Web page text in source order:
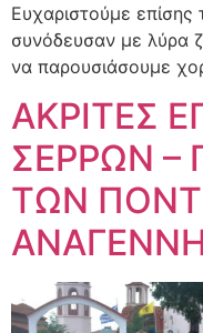
Ευχαριστούμε
συνόδευσαν με λύρα
να παρουσιάσουμε
ΑΚΡΙΤΕΣ
ΣΕΡΡΩΝ –
ΤΩΝ